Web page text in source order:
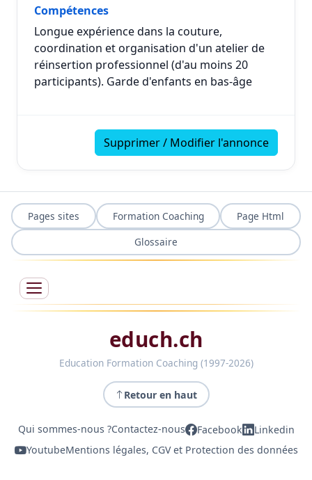
Compétences
Longue expérience dans la couture,
coordination et organisation d'un atelier de
réinsertion professionnel (d'au moins 20
participants). Garde d'enfants en bas-âge
Supprimer / Modifier l'annonce
Pages sites Formation Coaching
Page Html
Glossaire
educh.ch
Education Formation Coaching (1997-2026)
Retour en haut
Qui sommes-nous ?Contactez-nous Facebook
Linkedin
YoutubeMentions légales, CGV et Protection des données